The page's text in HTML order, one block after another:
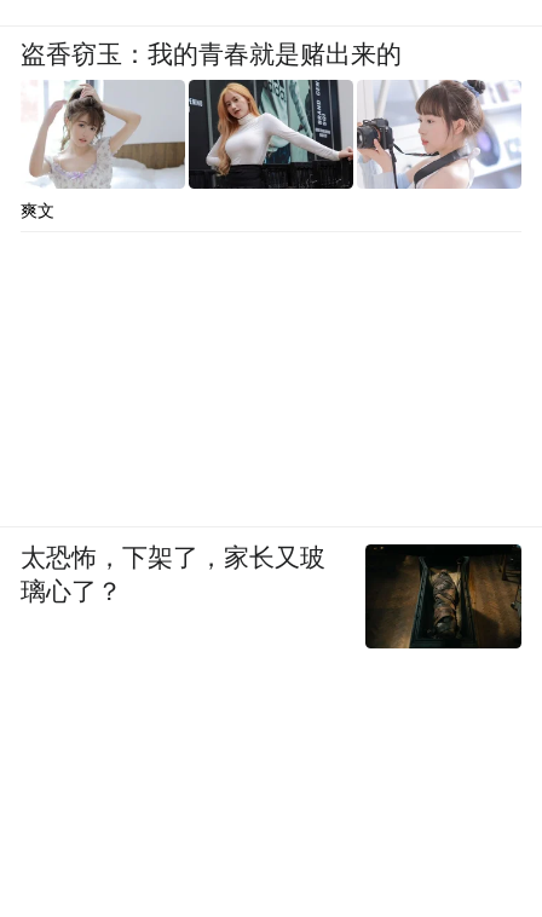
盗香窃玉：我的青春就是赌出来的
爽文
太恐怖，下架了，家长又玻
璃心了？